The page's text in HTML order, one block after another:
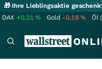
🎁 Ihre Lieblingsaktie
DAX +0,21% Gold -0,18% Öl